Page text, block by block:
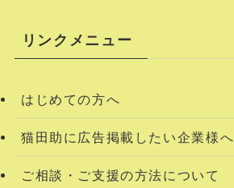
リンクメニュー
はじめての方へ
猫田助に広告掲載したい企業様へ
ご相談・ご支援の方法について